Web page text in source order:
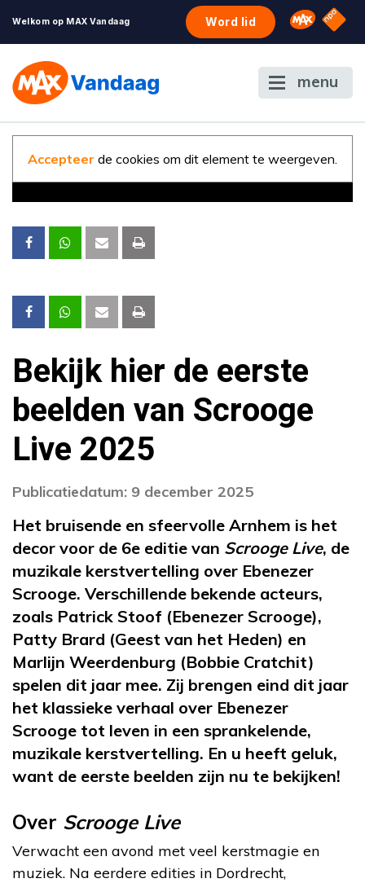
Welkom op MAX Vandaag Word lid Omroep
NPO
menu
Accepteer de cookies om dit element te weergeven.
Bekijk hier de eerste
beelden van Scrooge
Live 2025
Publicatiedatum: 9 december 2025
Het bruisende en sfeervolle Arnhem is het
decor voor de 6e editie van Scrooge Live, de
muzikale kerstvertelling over Ebenezer
Scrooge. Verschillende bekende acteurs,
zoals Patrick Stoof (Ebenezer Scrooge),
Patty Brard (Geest van het Heden) en
Marlijn Weerdenburg (Bobbie Cratchit)
spelen dit jaar mee. Zij brengen eind dit jaar
het klassieke verhaal over Ebenezer
Scrooge tot leven in een sprankelende,
muzikale kerstvertelling. En u heeft geluk,
want de eerste beelden zijn nu te bekijken!
Over Scrooge Live
Verwacht een avond met veel kerstmagie en
muziek. Na eerdere edities in Dordrecht,